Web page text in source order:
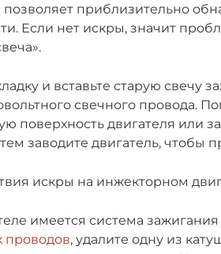
позволяет приблизительно
Если нет искры, значит
и вставьте старую свечу
свечного провода.
поверхность двигателя или
заводите двигатель, чтобы
искры на инжекторном
имеется система зажигания
проводов, удалите одну из